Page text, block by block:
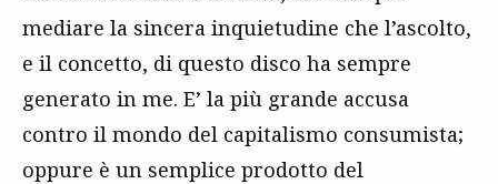
mediare la sincera inquietudine che l’ascolto,
e il concetto, di questo disco ha sempre
generato in me. E’ la più grande accusa
contro il mondo del capitalismo consumista;
oppure è un semplice prodotto del